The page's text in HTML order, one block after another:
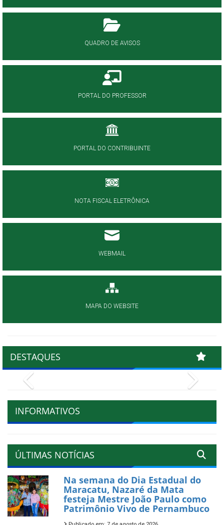
QUADRO DE AVISOS
PORTAL DO PROFESSOR
PORTAL DO CONTRIBUINTE
NOTA FISCAL ELETRÔNICA
WEBMAIL
MAPA DO WEBSITE
DESTAQUES
INFORMATIVOS
ÚLTIMAS NOTÍCIAS
Na semana do Dia Estadual do
Maracatu, Nazaré da Mata
festeja Mestre João Paulo como
Patrimônio Vivo de Pernambuco